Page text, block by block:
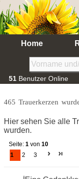
Home
51 Benutzer Online
465 Trauerkerzen
Hier sehen Sie alle
wurden.
Seite: 1 von 10
1
2 3